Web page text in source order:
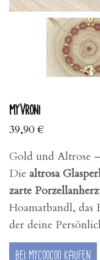
myVroni
39,90€
Gold und Altrose
Die altrosa
zarte Porzellanherz
Hoamatbandl,
der deine
bei mycoocoo kaufen